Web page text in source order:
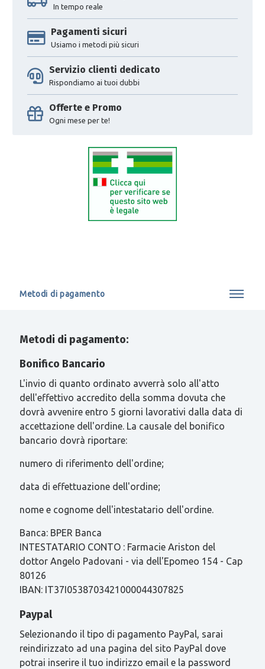
In tempo reale
Pagamenti sicuri
Usiamo i metodi più sicuri
Servizio clienti dedicato
Rispondiamo ai tuoi dubbi
Offerte e Promo
Ogni mese per te!
Metodi di pagamento
Metodi di pagamento:
Bonifico Bancario
L'invio di quanto ordinato avverrà solo all'atto
dell'effettivo accredito della somma dovuta che
dovrà avvenire entro 5 giorni lavorativi dalla data di
accettazione dell'ordine. La causale del bonifico
bancario dovrà riportare:
numero di riferimento dell'ordine;
data di effettuazione dell'ordine;
nome e cognome dell'intestatario dell'ordine.
Banca: BPER Banca
INTESTATARIO CONTO : Farmacie Ariston del
dottor Angelo Padovani - via dell'Epomeo 154 - Cap
80126
IBAN: IT37I0538703421000044307825
Paypal
Selezionando il tipo di pagamento PayPal, sarai
reindirizzato ad una pagina del sito PayPal dove
potrai inserire il tuo indirizzo email e la password